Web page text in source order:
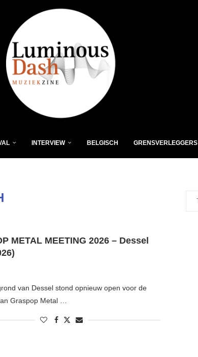
INTERVIEW BELGISCH GRENSVERLEGGERS
METAL MEETING 2026 – Dessel
van Dessel stond opnieuw open voor de
Graspop Metal …